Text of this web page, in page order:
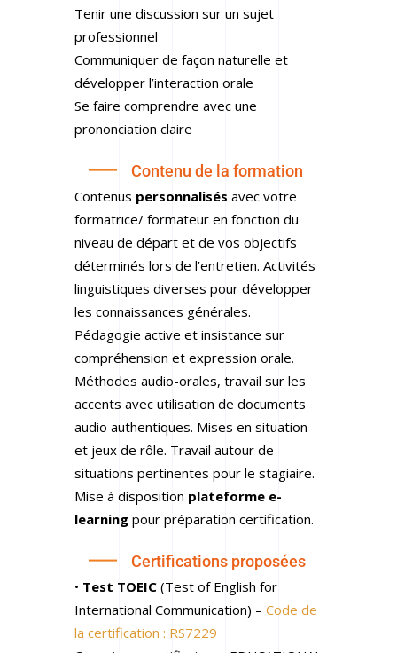
Tenir une discussion sur un sujet
professionnel
Communiquer de façon naturelle et
développer l’interaction orale
Se faire comprendre avec une
prononciation claire
Contenu de la formation
Contenus personnalisés avec votre
formatrice/ formateur en fonction du
niveau de départ et de vos objectifs
déterminés lors de l’entretien. Activités
linguistiques diverses pour développer
les connaissances générales.
Pédagogie active et insistance sur
compréhension et expression orale.
Méthodes audio-orales, travail sur les
accents avec utilisation de documents
audio authentiques. Mises en situation
et jeux de rôle. Travail autour de
situations pertinentes pour le stagiaire.
Mise à disposition plateforme e-
learning pour préparation certification.
Certifications proposées
• Test TOEIC (Test of English for
International Communication) – Code de
la certification : RS7229